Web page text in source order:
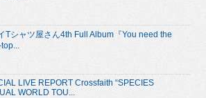
Tシャツ屋さん4th Full Album『You need the
LIVE REPORT Crossfaith “SPECIES
WORLD TOU...